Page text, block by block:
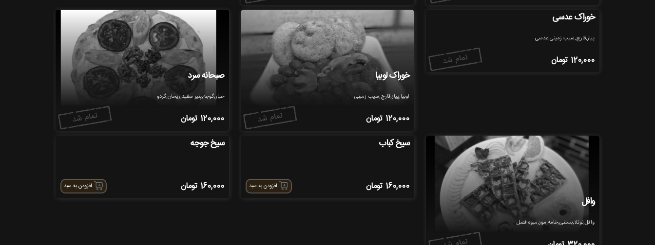
خوراک عدسی
پیاز,قارچ,سیب زمینی,عدسی
120,000 تومان
خوراک لوبیا
لوبیا,پیاز,قارچ,سیب زمینی
120,000 تومان
صبحانه سرد
خیار,گوجه,پنیر سفید,ریحان,گردو
120,000 تومان
وافل
وافل,نوتلا,بستنی,خامه,موز,میوه فصل
سیخ کباب
160,000 تومان افزودن به سبد
سیخ جوجه
160,000 تومان افزودن به سبد